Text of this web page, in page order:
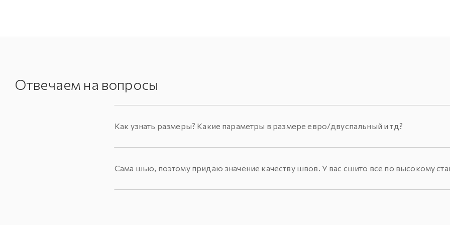
Отвечаем на вопросы
Как узнать размеры? Какие параметры в размере евро/двуспальный и тд?
Сама шью, поэтому придаю значение качеству швов. У вас сшито все по высокому